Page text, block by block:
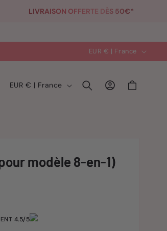
DÈS 50€*
RETOUR SOUS 14 JOURS
a
y
s
i
EUR € | France
é
n
EUR € | France Connexion Panier
modèle 8-en-1)
4.5/5